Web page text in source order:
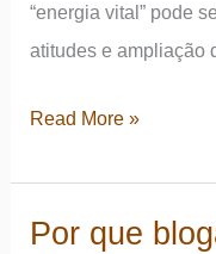
“energia vital” pode
atitudes e ampliação
Resenha:
or
Read More »
Por que